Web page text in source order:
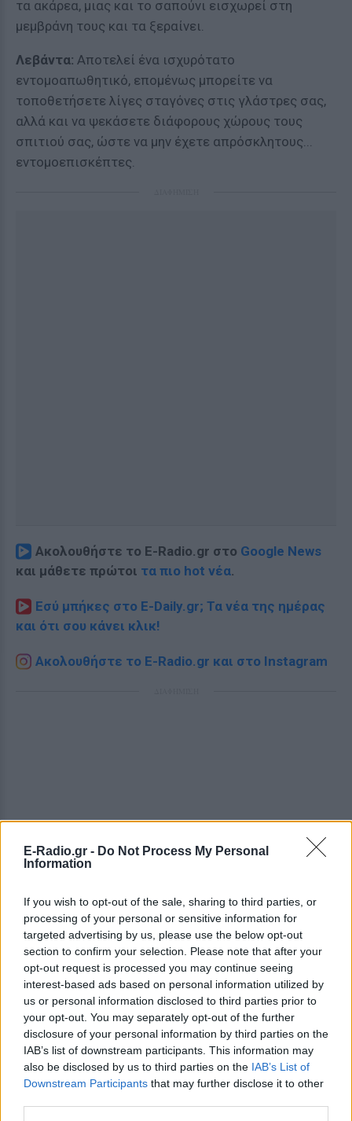
E-Radio.gr - Do Not Process My Personal
Information
If you wish to opt-out of the sale, sharing to third parties, or
processing of your personal or sensitive information for
targeted advertising by us, please use the below opt-out
section to confirm your selection. Please note that after your
opt-out request is processed you may continue seeing
interest-based ads based on personal information utilized by
us or personal information disclosed to third parties prior to
your opt-out. You may separately opt-out of the further
disclosure of your personal information by third parties on the
IAB’s list of downstream participants. This information may
also be disclosed by us to third parties on the IAB’s List of
Downstream Participants that may further disclose it to other
τα ακάρεα, μιας και το σαπούνι εισχωρεί στη
μεμβράνη τους και τα ξεραίνει.
Λεβάντα: Αποτελεί ένα ισχυρότατο
εντομοαπωθητικό, επομένως μπορείτε να
τοποθετήσετε λίγες σταγόνες στις γλάστρες σας,
αλλά και να ψεκάσετε διάφορους χώρους τους
σπιτιού σας, ώστε να μην έχετε απρόσκλητους...
εντομοεπισκέπτες.
Ακολουθήστε το E-Radio.gr στο Google News
και μάθετε πρώτοι τα πιο hot νέα.
Εσύ μπήκες στο E-Daily.gr; Τα νέα της ημέρας
και ότι σου κάνει κλικ!
Ακολουθήστε το E-Radio.gr και στο Instagram
ΔΕΙΤΕ ΕΠΙΣΗΣ